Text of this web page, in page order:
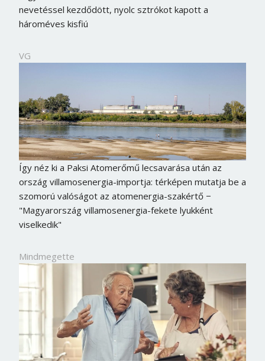
nevetéssel kezdődött, nyolc sztrókot kapott a
hároméves kisfiú
VG
Így néz ki a Paksi Atomerőmű lecsavarása után az
ország villamosenergia-importja: térképen mutatja be a
szomorú valóságot az atomenergia-szakértő −
"Magyarország villamosenergia-fekete lyukként
viselkedik"
Mindmegette